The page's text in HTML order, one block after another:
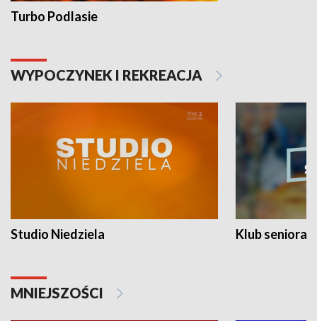
Turbo Podlasie
WYPOCZYNEK I REKREACJA
Studio Niedziela Klub seniora
MNIEJSZOŚCI